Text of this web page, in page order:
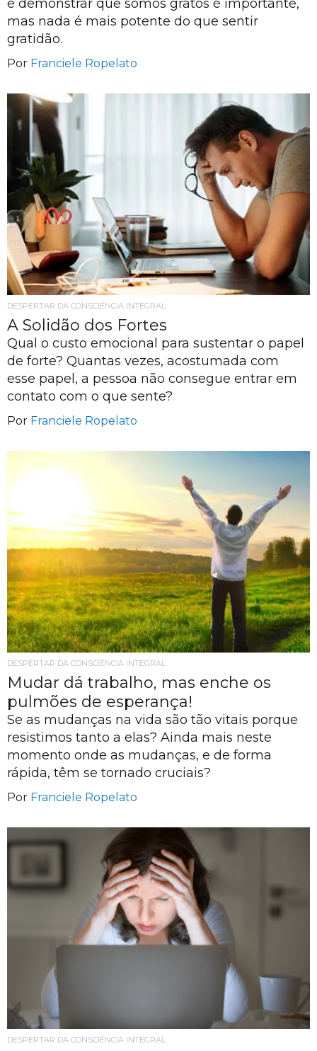
e demonstrar que somos gratos é importante,
mas nada é mais potente do que sentir
gratidão.
Por Franciele Ropelato
DESPERTAR DA CONSCIÊNCIA INTEGRAL
A Solidão dos Fortes
Qual o custo emocional para sustentar o papel
de forte? Quantas vezes, acostumada com
esse papel, a pessoa não consegue entrar em
contato com o que sente?
Por Franciele Ropelato
DESPERTAR DA CONSCIÊNCIA INTEGRAL
Mudar dá trabalho, mas enche os
pulmões de esperança!
Se as mudanças na vida são tão vitais porque
resistimos tanto a elas? Ainda mais neste
momento onde as mudanças, e de forma
rápida, têm se tornado cruciais?
Por Franciele Ropelato
DESPERTAR DA CONSCIÊNCIA INTEGRAL